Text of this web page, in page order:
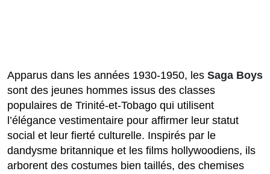
Apparus dans les années 1930-1950, les Saga Boys
sont des jeunes hommes issus des classes
populaires de Trinité-et-Tobago qui utilisent
l’élégance vestimentaire pour affirmer leur statut
social et leur fierté culturelle. Inspirés par le
dandysme britannique et les films hollywoodiens, ils
arborent des costumes bien taillés, des chemises